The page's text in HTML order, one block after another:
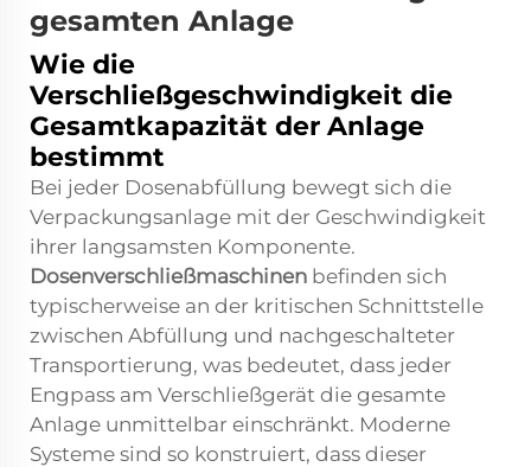
gesamten Anlage
Wie die
Verschließgeschwindigkeit die
Gesamtkapazität der Anlage
bestimmt
Bei jeder Dosenabfüllung bewegt sich die
Verpackungsanlage mit der Geschwindigkeit
ihrer langsamsten Komponente.
Dosenverschließmaschinen befinden sich
typischerweise an der kritischen Schnittstelle
zwischen Abfüllung und nachgeschalteter
Transportierung, was bedeutet, dass jeder
Engpass am Verschließgerät die gesamte
Anlage unmittelbar einschränkt. Moderne
Systeme sind so konstruiert, dass dieser